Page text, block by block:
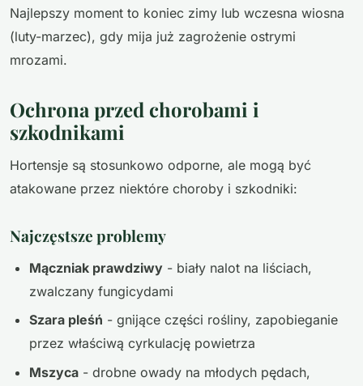
Najlepszy moment to koniec zimy lub wczesna wiosna
(luty-marzec), gdy mija już zagrożenie ostrymi
mrozami.
Ochrona przed chorobami i
szkodnikami
Hortensje są stosunkowo odporne, ale mogą być
atakowane przez niektóre choroby i szkodniki:
Najczęstsze problemy
Mączniak prawdziwy - biały nalot na liściach,
zwalczany fungicydami
Szara pleśń - gnijące części rośliny, zapobieganie
przez właściwą cyrkulację powietrza
Mszyca - drobne owady na młodych pędach,